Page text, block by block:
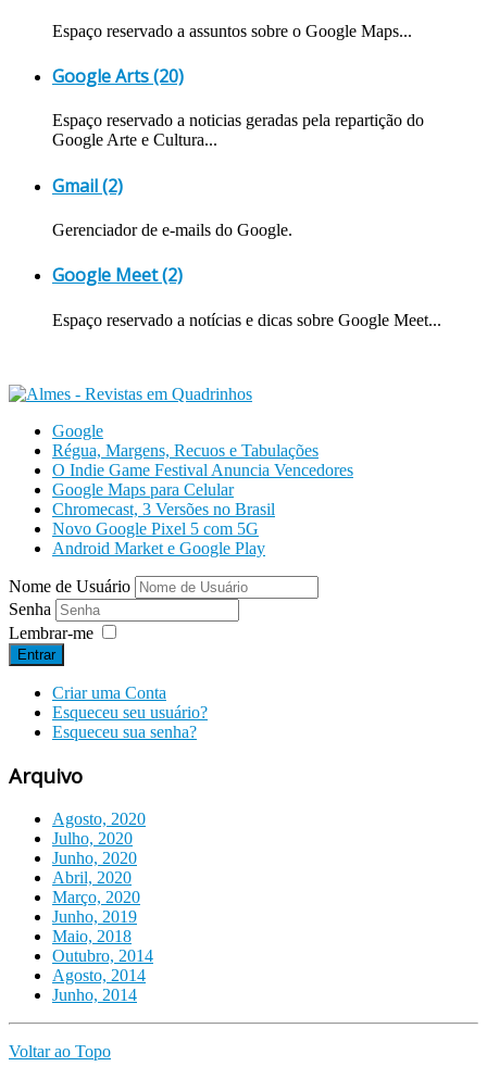
Espaço reservado a assuntos sobre o Google Maps...
Google Arts (20)
Espaço reservado a noticias geradas pela repartição do
Google Arte e Cultura...
Gmail (2)
Gerenciador de e-mails do Google.
Google Meet (2)
Espaço reservado a notícias e dicas sobre Google Meet...
Google
Régua, Margens, Recuos e Tabulações
O Indie Game Festival Anuncia Vencedores
Google Maps para Celular
Chromecast, 3 Versões no Brasil
Novo Google Pixel 5 com 5G
Android Market e Google Play
Nome de Usuário
Senha
Lembrar-me
Entrar
Criar uma Conta
Esqueceu seu usuário?
Esqueceu sua senha?
Arquivo
Agosto, 2020
Julho, 2020
Junho, 2020
Abril, 2020
Março, 2020
Junho, 2019
Maio, 2018
Outubro, 2014
Agosto, 2014
Junho, 2014
Voltar ao Topo